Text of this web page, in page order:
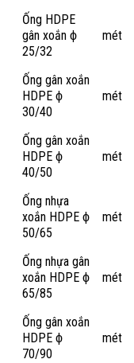
Ống HDPE
gân xoắn ϕ
25/32
mét
Ống gân xoắn
HDPE ϕ
30/40
mét
Ống gân xoắn
HDPE ϕ
40/50
mét
Ống nhựa
xoắn HDPE ϕ
50/65
mét
Ống nhựa gân
xoắn HDPE ϕ
65/85
mét
Ống gân xoắn
HDPE ϕ
70/90
mét